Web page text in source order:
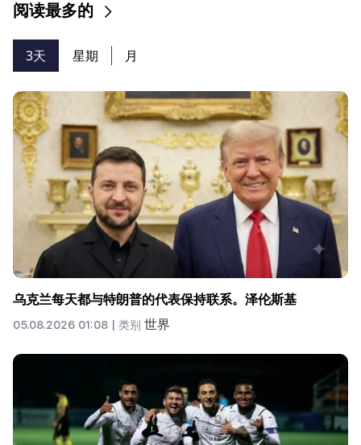
阅读最多的
3天 星期 月
乌克兰每天都与特朗普的代表保持联系。泽伦斯基
05.08.2026 01:08 | 类别 世界